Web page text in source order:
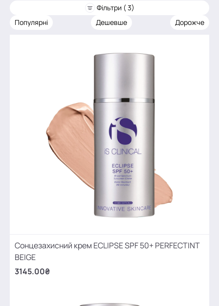
Фільтри ( 3)
Популярні
Дешевше Дорожче
Сонцезахисний крем ECLIPSE SPF 50+ PERFECTINT
BEIGE
3145.00₴